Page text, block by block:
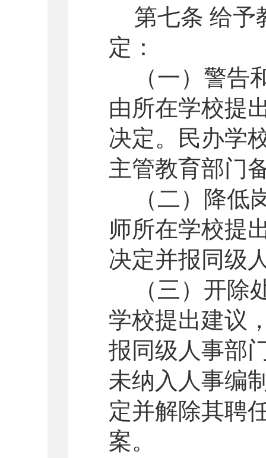
第七条 给予
定：
（一）警
由所在学校提
决定。民办学
主管教育部门
（二）降
师所在学校提
决定并报同级
（三）开
学校提出建议
报同级人事部
未纳入人事编
定并解除其聘
案。